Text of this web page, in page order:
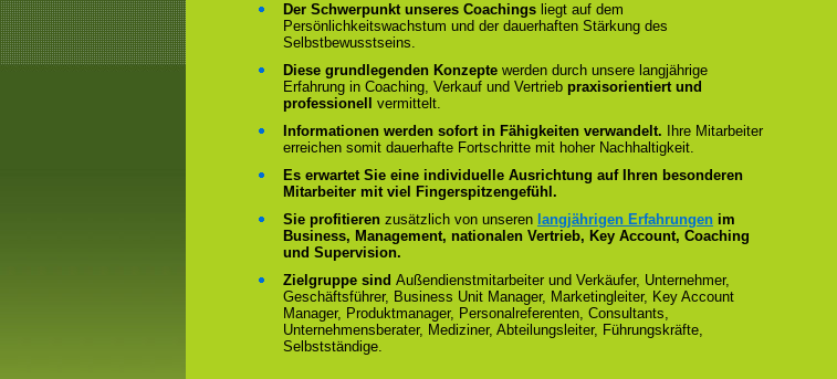
Der Schwerpunkt unseres Coachings liegt auf dem
Persönlichkeitswachstum und der dauerhaften Stärkung des
Selbstbewusstseins.
Diese grundlegenden Konzepte werden durch unsere langjährige
Erfahrung in Coaching, Verkauf und Vertrieb praxisorientiert und
professionell
vermittelt.
Informationen werden sofort in Fähigkeiten verwandelt. Ihre Mitarbeiter
erreichen somit dauerhafte Fortschritte mit hoher Nachhaltigkeit.
Es erwartet Sie eine individuelle Ausrichtung auf Ihren besonderen
Mitarbeiter mit viel Fingerspitzengefühl.
Sie profitieren zusätzlich von unseren langjährigen Erfahrungen im
Business, Management, nationalen Vertrieb, Key Account, Coaching
und Supervision.
Zielgruppe sind Außendienstmitarbeiter und Verkäufer, Unternehmer,
Geschäftsführer, Business Unit Manager, Marketingleiter, Key Account
Manager, Produktmanager, Personalreferenten, Consultants,
Unternehmensberater, Mediziner, Abteilungsleiter, Führungskräfte,
Selbstständige.